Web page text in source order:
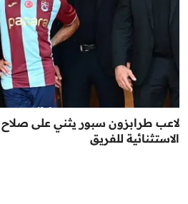
لاعب طرابزون سبور يثني على
الاستثنائية للفريق